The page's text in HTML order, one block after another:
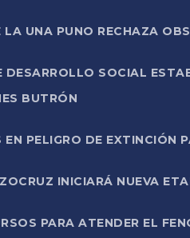
UNA PUNO RECHAZA
DESARROLLO SOCIAL
BUTRÓN
PELIGRO DE EXTINCIÓN
INICIARÁ NUEVA
PARA ATENDER EL